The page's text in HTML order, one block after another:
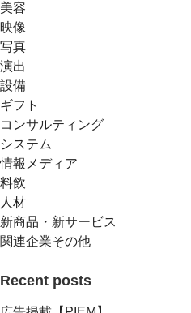
美容
映像
写真
演出
設備
ギフト
コンサルティング
システム
情報メディア
料飲
人材
新商品・新サービス
関連企業その他
Recent posts